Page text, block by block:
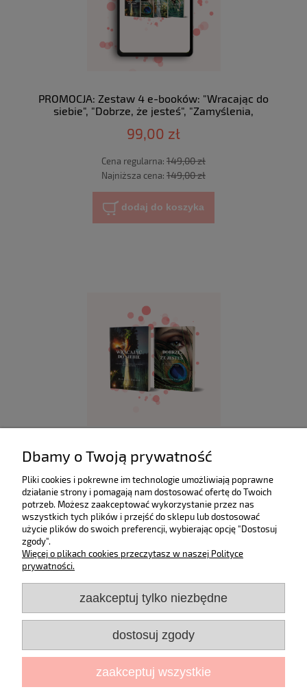
PROMOCJA: Zestaw 4 e-booków: "Wracając do
siebie", "Dobrze, że jesteś", "Zamyślenia,
99,00 zł
Cena regularna: 149,00 zł
Najniższa cena: 149,00 zł
dodaj do koszyka
Zestaw 2 książek: "Wracając do siebie" i "Dobrze,
że jesteś" | Dominika Dworak
104,00 zł
dodaj do koszyka
Zakupy
Moje konto
Informacje
Dbamy o Twoją prywatność
Pliki cookies i pokrewne im technologie umożliwiają poprawne
działanie strony i pomagają nam dostosować ofertę do Twoich
potrzeb. Możesz zaakceptować wykorzystanie przez nas
wszystkich tych plików i przejść do sklepu lub dostosować
użycie plików do swoich preferencji, wybierając opcję "Dostosuj
zgody".
Więcej o plikach cookies przeczytasz w naszej Polityce
prywatności.
zaakceptuj tylko niezbędne
dostosuj zgody
zaakceptuj wszystkie